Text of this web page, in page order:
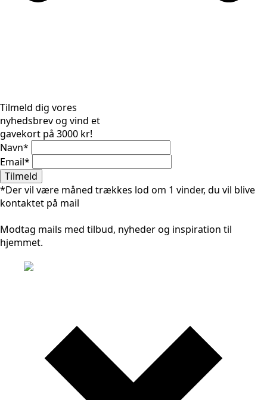
Tilmeld dig vores
nyhedsbrev og vind et
gavekort på 3000 kr!
Navn*
Email*
Tilmeld
*Der vil være måned trækkes lod om 1 vinder, du vil blive
kontaktet på mail
Modtag mails med tilbud, nyheder og inspiration til
hjemmet.